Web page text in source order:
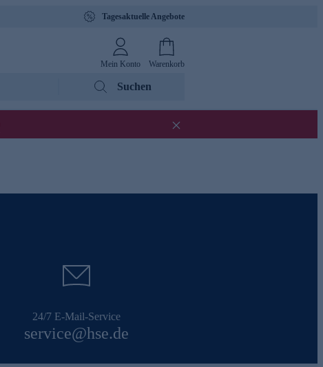
Tagesaktuelle Angebote
Mein Konto Warenkorb
Suchen
24/7 E-Mail-Service
service@hse.de